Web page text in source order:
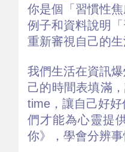
你是個「習慣性
例子和資料說明
重新審視自己的
我們生活在資訊
己的時間表填滿
time，讓自己好
們才能為心靈提
你》，學會分辨